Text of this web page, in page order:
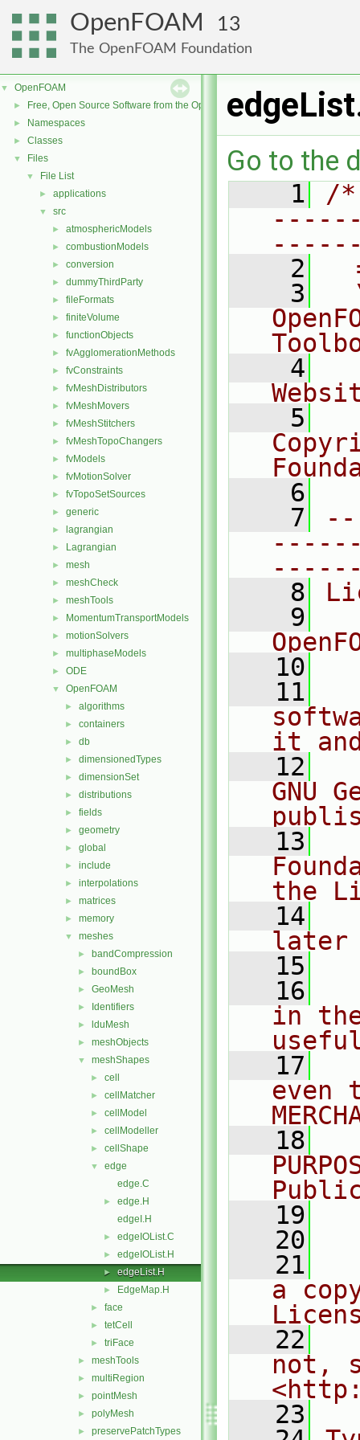
OpenFOAM 13
The OpenFOAM Foundation
▼ OpenFOAM
► Free, Open Source Software from the OpenFOAM Foundation
► Namespaces
► Classes
▼ Files
▼ File List
► applications
▼ src
► atmosphericModels
► combustionModels
► conversion
► dummyThirdParty
► fileFormats
► finiteVolume
► functionObjects
► fvAgglomerationMethods
► fvConstraints
► fvMeshDistributors
► fvMeshMovers
► fvMeshStitchers
► fvMeshTopoChangers
► fvModels
► fvMotionSolver
► fvTopoSetSources
► generic
► lagrangian
► Lagrangian
► mesh
► meshCheck
► meshTools
► MomentumTransportModels
► motionSolvers
► multiphaseModels
► ODE
▼ OpenFOAM
► algorithms
► containers
► db
► dimensionedTypes
► dimensionSet
► distributions
► fields
► geometry
► global
► include
► interpolations
► matrices
► memory
▼ meshes
► bandCompression
► boundBox
► GeoMesh
► Identifiers
► lduMesh
► meshObjects
▼ meshShapes
► cell
► cellMatcher
► cellModel
► cellModeller
► cellShape
▼
edge
edge.C
►
edge.H
edgeI.H
► edgeIOList.C
► edgeIOList.H
► edgeList.H
► EdgeMap.H
► face
► tetCell
► triFace
► meshTools
► multiRegion
► pointMesh
► polyMesh
► preservePatchTypes
Go to the
    1
/
    2
    3
    4
    5
    6
    7
    8
    9
   10
   11
it
   12
GNU
   13
the
   14
later
   15
   16
in
   17
even
   18
   19
   20
   21
a
   22
not,
   23